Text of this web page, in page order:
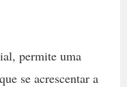
permite uma
se acrescentar a